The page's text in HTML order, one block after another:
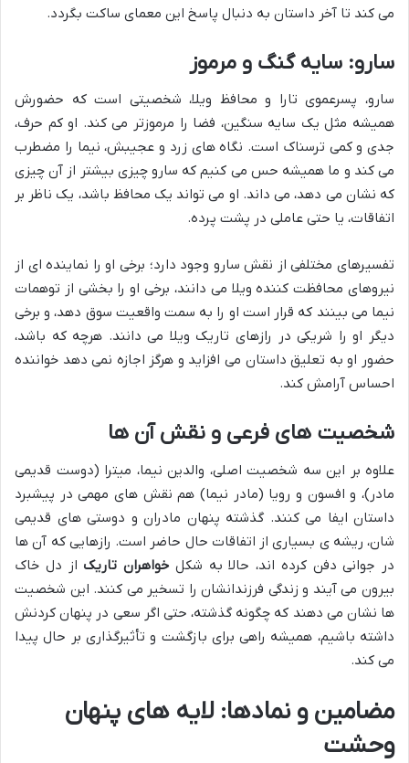
می کند تا آخر داستان به دنبال پاسخ این معمای ساکت بگردد.
سارو: سایه گنگ و مرموز
سارو، پسرعموی تارا و محافظ ویلا، شخصیتی است که حضورش
همیشه مثل یک سایه سنگین، فضا را مرموزتر می کند. او کم حرف،
جدی و کمی ترسناک است. نگاه های زرد و عجیبش، نیما را مضطرب
می کند و ما همیشه حس می کنیم که سارو چیزی بیشتر از آن چیزی
که نشان می دهد، می داند. او می تواند یک محافظ باشد، یک ناظر بر
اتفاقات، یا حتی عاملی در پشت پرده.
تفسیرهای مختلفی از نقش سارو وجود دارد؛ برخی او را نماینده ای از
نیروهای محافظت کننده ویلا می دانند، برخی او را بخشی از توهمات
نیما می بینند که قرار است او را به سمت واقعیت سوق دهد، و برخی
دیگر او را شریکی در رازهای تاریک ویلا می دانند. هرچه که باشد،
حضور او به تعلیق داستان می افزاید و هرگز اجازه نمی دهد خواننده
احساس آرامش کند.
شخصیت های فرعی و نقش آن ها
علاوه بر این سه شخصیت اصلی، والدین نیما، میترا (دوست قدیمی
مادر)، و افسون و رویا (مادر نیما) هم نقش های مهمی در پیشبرد
داستان ایفا می کنند. گذشته پنهان مادران و دوستی های قدیمی
شان، ریشه ی بسیاری از اتفاقات حال حاضر است. رازهایی که آن ها
در جوانی دفن کرده اند، حالا به شکل خواهران تاریک از دل خاک
بیرون می آیند و زندگی فرزندانشان را تسخیر می کنند. این شخصیت
ها نشان می دهند که چگونه گذشته، حتی اگر سعی در پنهان کردنش
داشته باشیم، همیشه راهی برای بازگشت و تأثیرگذاری بر حال پیدا
می کند.
مضامین و نمادها: لایه های پنهان
وحشت